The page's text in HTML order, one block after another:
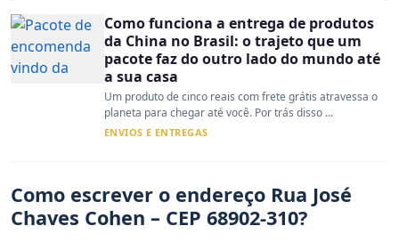
Como funciona a entrega de produtos
da China no Brasil: o trajeto que um
pacote faz do outro lado do mundo até
a sua casa
Um produto de cinco reais com frete grátis atravessa o
planeta para chegar até você. Por trás disso ...
ENVIOS E ENTREGAS
Como escrever o endereço Rua José
Chaves Cohen – CEP 68902-310?